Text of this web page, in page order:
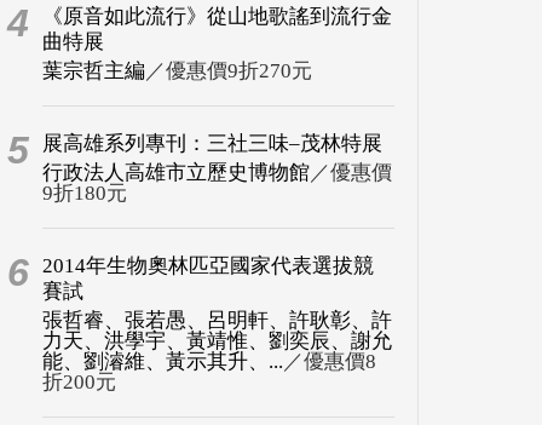
4
《原音如此流行》從山地歌謠到流行金
曲特展
葉宗哲主編 ／優惠價9折270元
5
展高雄系列專刊：三社三味–茂林特展
行政法人高雄市立歷史博物館／優惠價
9折180元
6 2014年生物奧林匹亞國家代表選拔競
賽試
張哲睿、張若愚、呂明軒、許耿彰、許
力天、洪學宇、黃靖惟、劉奕辰、謝允
能、劉濬維、黃示其升、... ／優惠價8
折200元